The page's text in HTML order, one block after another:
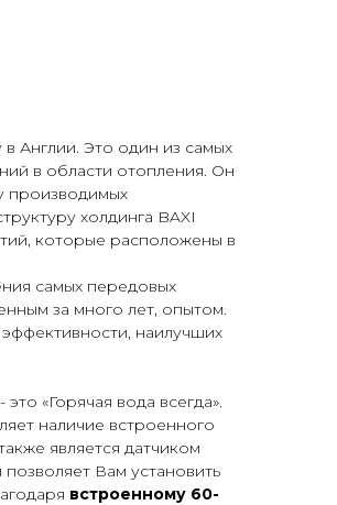
в Англии. Это один из самых
в области отопления. Он
производимых
холдинга BAXI
которые расположены в
самых передовых
за много лет, опытом.
наилучших
«Горячая вода всегда».
наличие встроенного
является датчиком
Вам установить
встроенному 60-